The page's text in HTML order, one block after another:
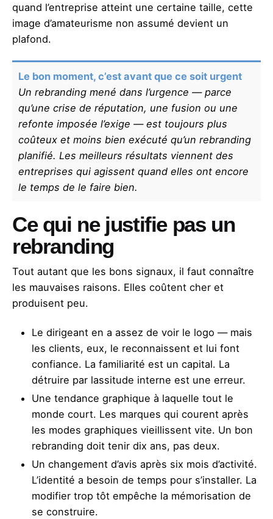
quand l’entreprise atteint une certaine taille, cette
image d’amateurisme non assumé devient un
plafond.
Le bon moment, c’est avant que ce soit urgent
Un rebranding mené dans l’urgence — parce
qu’une crise de réputation, une fusion ou une
refonte imposée l’exige — est toujours plus
coûteux et moins bien exécuté qu’un rebranding
planifié. Les meilleurs résultats viennent des
entreprises qui agissent quand elles ont encore
le temps de le faire bien.
Ce qui ne justifie pas un
rebranding
Tout autant que les bons signaux, il faut connaître
les mauvaises raisons. Elles coûtent cher et
produisent peu.
Le dirigeant en a assez de voir le logo — mais
les clients, eux, le reconnaissent et lui font
confiance. La familiarité est un capital. La
détruire par lassitude interne est une erreur.
Une tendance graphique à laquelle tout le
monde court. Les marques qui courent après
les modes graphiques vieillissent vite. Un bon
rebranding doit tenir dix ans, pas deux.
Un changement d’avis après six mois d’activité.
L’identité a besoin de temps pour s’installer. La
modifier trop tôt empêche la mémorisation de
se construire.